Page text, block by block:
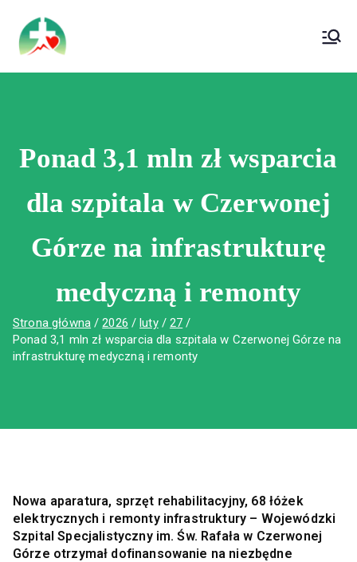
treści
Wojewódzki Szpital Specjalistyczny im.
Św. Rafała w Czerwonej Górze
Ponad 3,1 mln zł wsparcia
dla szpitala w Czerwonej
Górze na infrastrukturę
medyczną i remonty
Strona główna 2026 luty
27
Ponad 3,1 mln zł wsparcia dla szpitala w Czerwonej Górze na
infrastrukturę medyczną i remonty
Nowa aparatura, sprzęt rehabilitacyjny, 68 łóżek
elektrycznych i remonty infrastruktury – Wojewódzki
Szpital Specjalistyczny im. Św. Rafała w Czerwonej
Górze otrzymał dofinansowanie na niezbędne